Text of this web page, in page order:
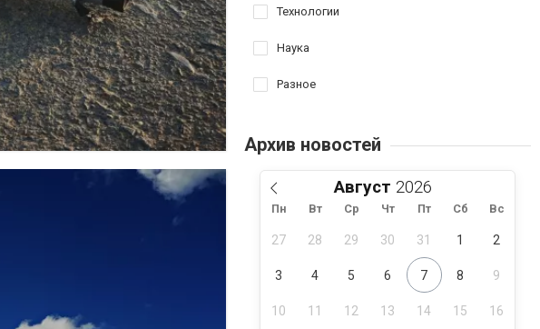
Технологии
Наука
Разное
Архив новостей
Август
Пн Вт Ср Чт Пт Сб Вс
27 28 29 30 31 1 2
3 4 5 6 7 8 9
10 11 12 13 14 15 16